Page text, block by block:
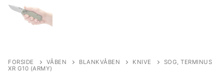
FORSIDE VÅBEN BLANKVÅBEN KNIVE
SOG, TERMINUS
XR G10 (ARMY)